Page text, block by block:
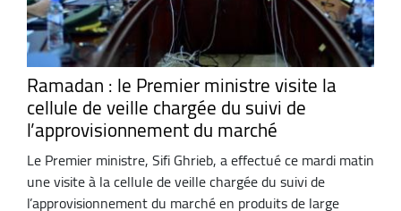
Ramadan : le Premier ministre visite la
cellule de veille chargée du suivi de
l’approvisionnement du marché
Le Premier ministre, Sifi Ghrieb, a effectué ce mardi matin
une visite à la cellule de veille chargée du suivi de
l’approvisionnement du marché en produits de large